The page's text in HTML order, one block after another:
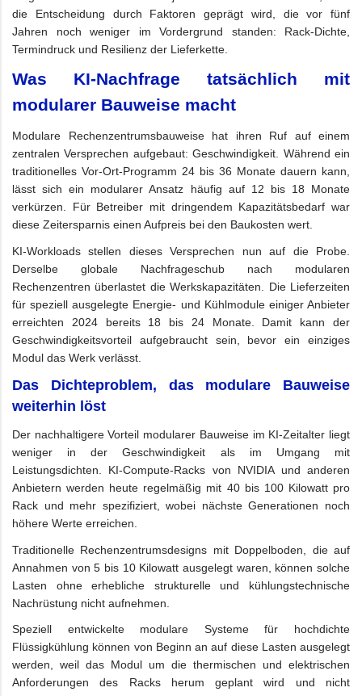
die Entscheidung durch Faktoren geprägt wird, die vor fünf
Jahren noch weniger im Vordergrund standen: Rack-Dichte,
Termindruck und Resilienz der Lieferkette.
Was KI-Nachfrage tatsächlich mit
modularer Bauweise macht
Modulare Rechenzentrumsbauweise hat ihren Ruf auf einem
zentralen Versprechen aufgebaut: Geschwindigkeit. Während ein
traditionelles Vor-Ort-Programm 24 bis 36 Monate dauern kann,
lässt sich ein modularer Ansatz häufig auf 12 bis 18 Monate
verkürzen. Für Betreiber mit dringendem Kapazitätsbedarf war
diese Zeitersparnis einen Aufpreis bei den Baukosten wert.
KI-Workloads stellen dieses Versprechen nun auf die Probe.
Derselbe globale Nachfrageschub nach modularen
Rechenzentren überlastet die Werkskapazitäten. Die Lieferzeiten
für speziell ausgelegte Energie- und Kühlmodule einiger Anbieter
erreichten 2024 bereits 18 bis 24 Monate. Damit kann der
Geschwindigkeitsvorteil aufgebraucht sein, bevor ein einziges
Modul das Werk verlässt.
Das Dichteproblem, das modulare Bauweise
weiterhin löst
Der nachhaltigere Vorteil modularer Bauweise im KI-Zeitalter liegt
weniger in der Geschwindigkeit als im Umgang mit
Leistungsdichten. KI-Compute-Racks von NVIDIA und anderen
Anbietern werden heute regelmäßig mit 40 bis 100 Kilowatt pro
Rack und mehr spezifiziert, wobei nächste Generationen noch
höhere Werte erreichen.
Traditionelle Rechenzentrumsdesigns mit Doppelboden, die auf
Annahmen von 5 bis 10 Kilowatt ausgelegt waren, können solche
Lasten ohne erhebliche strukturelle und kühlungstechnische
Nachrüstung nicht aufnehmen.
Speziell entwickelte modulare Systeme für hochdichte
Flüssigkühlung können von Beginn an auf diese Lasten ausgelegt
werden, weil das Modul um die thermischen und elektrischen
Anforderungen des Racks herum geplant wird und nicht